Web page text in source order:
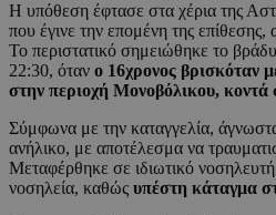
Η υπόθεση έφτασε στα χέρια της
που έγινε την επομένη της
Το περιστατικό σημειώθηκε το
22:30, όταν ο 16χρονος βρισκόταν
στην περιοχή Μονοβόλικου, κοντά
Σύμφωνα με την καταγγελία,
ανήλικο, με αποτέλεσμα να
Mεταφέρθηκε σε ιδιωτικό
νοσηλεία, καθώς υπέστη κάταγμα